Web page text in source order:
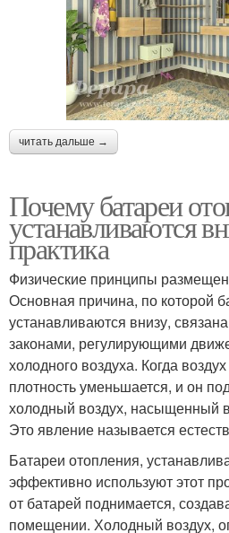
читать дальше →
Почему батареи
устанавливаются
практика
Физические принципы
Основная причина, по которой
устанавливаются внизу,
законами, регулирующими
холодного воздуха. Когда
плотность уменьшается, и он
холодный воздух, насыщенный
Это явление называется
Батареи отопления,
эффективно используют этот
от батарей поднимается,
помещении. Холодный воздух,